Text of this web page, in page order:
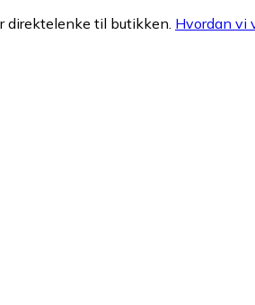
direktelenke til butikken. Hvordan vi